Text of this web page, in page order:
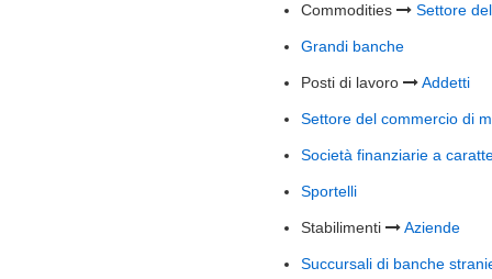
Commodities Settore
Grandi banche
Posti di lavoro Addetti
Settore del commercio di
Società finanziarie a
Sportelli
Stabilimenti Aziende
Succursali di banche